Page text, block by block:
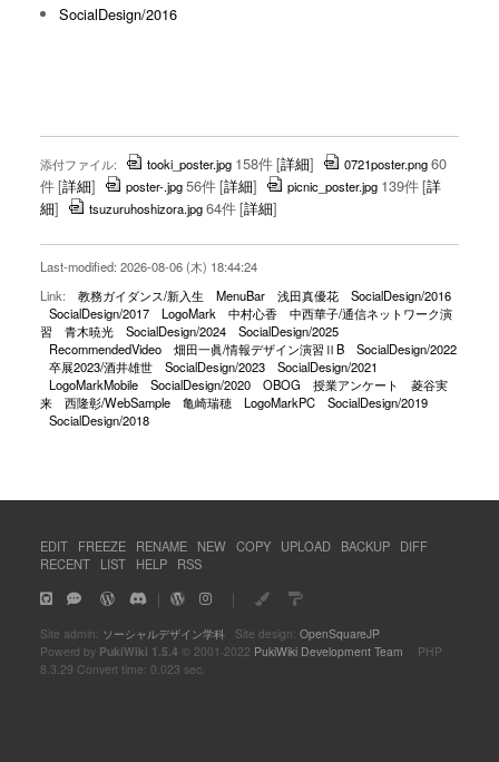
SocialDesign/2016
添付ファイル: tooki_poster.jpg 158件[詳細] 0721poster.png60
件[詳細] poster-.jpg56件[詳細] picnic_poster.jpg 139件[詳
細] tsuzuruhoshizora.jpg64件[詳細]
Last-modified: 2026-08-06 (木) 18:44:24
Link:
教務ガイダンス/新入生 MenuBar 浅田真優花
SocialDesign/2016
SocialDesign/2017
LogoMark 中村心香
中西華子/通信ネットワーク演
習
青木暁光 SocialDesign/2024
SocialDesign/2025
RecommendedVideo
畑田一眞/情報デザイン演習ⅡB
SocialDesign/2022
卒展2023/酒井雄世
SocialDesign/2023
SocialDesign/2021
LogoMarkMobile
SocialDesign/2020 OBOG 授業アンケート
菱谷実
来
西隆彰/WebSample 亀崎瑞穂 LogoMarkPC
SocialDesign/2019
SocialDesign/2018
EDIT FREEZE RENAME NEW COPY UPLOAD BACKUP
DIFF
RECENT
LIST HELP RSS
｜ ｜
Site admin: ソーシャルデザイン学科Site design: OpenSquareJP
Powerd by PukiWiki 1.5.4 © 2001-2022 PukiWiki Development Team PHP
8.3.29 Convert time: 0.023 sec.